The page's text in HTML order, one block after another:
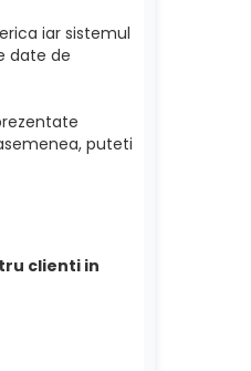
iar sistemul
date de
puteti
clienti in